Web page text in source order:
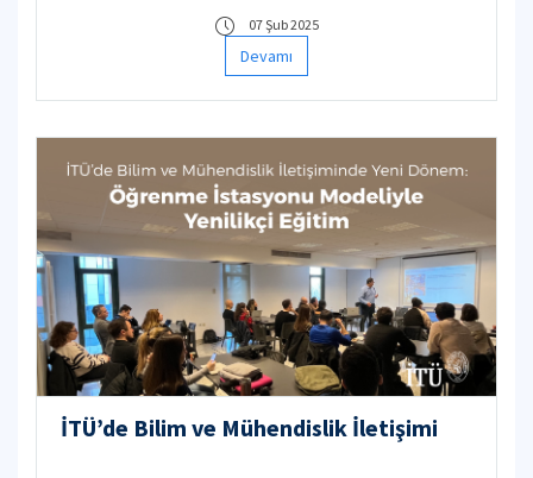
07 Şub 2025
Devamı
İTÜ’de Bilim ve Mühendislik İletişimi